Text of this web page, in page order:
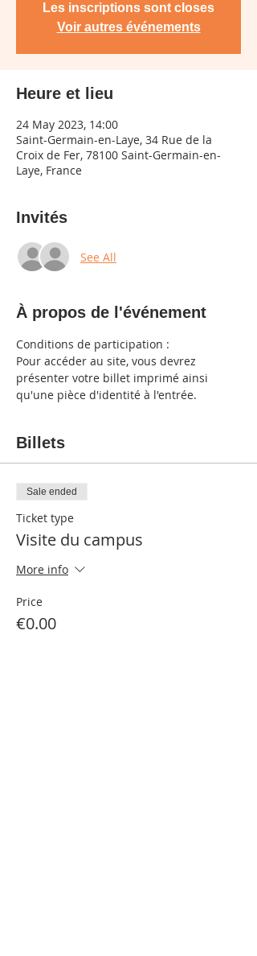
Les inscriptions sont closes
Voir autres événements
Heure et lieu
24 May 2023, 14:00
Saint-Germain-en-Laye, 34 Rue de la
Croix de Fer, 78100 Saint-Germain-en-
Laye, France
Invités
See All
À propos de l'événement
Conditions de participation :
Pour accéder au site, vous devrez
présenter votre billet imprimé ainsi
qu'une pièce d'identité à l'entrée.
Billets
Sale ended
Ticket type
Visite du campus
More info
Price
€0.00